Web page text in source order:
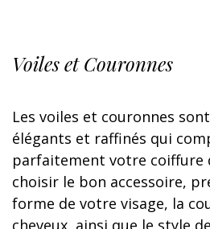
Voiles et Couronnes
Les voiles et couronnes
élégants et raffinés qui
parfaitement votre coiffure
choisir le bon accessoire,
forme de votre visage, la
cheveux, ainsi que le style